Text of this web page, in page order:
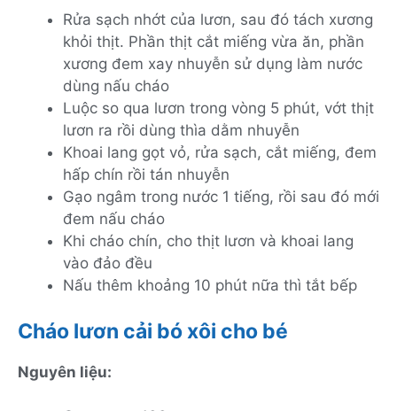
Rửa sạch nhớt của lươn, sau đó tách xương
khỏi thịt. Phần thịt cắt miếng vừa ăn, phần
xương đem xay nhuyễn sử dụng làm nước
dùng nấu cháo
Luộc so qua lươn trong vòng 5 phút, vớt thịt
lươn ra rồi dùng thìa dằm nhuyễn
Khoai lang gọt vỏ, rửa sạch, cắt miếng, đem
hấp chín rồi tán nhuyễn
Gạo ngâm trong nước 1 tiếng, rồi sau đó mới
đem nấu cháo
Khi cháo chín, cho thịt lươn và khoai lang
vào đảo đều
Nấu thêm khoảng 10 phút nữa thì tắt bếp
Cháo lươn cải bó xôi cho bé
Nguyên liệu: